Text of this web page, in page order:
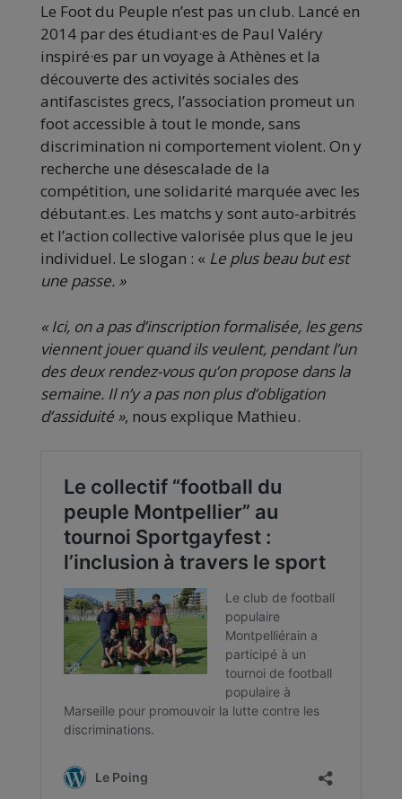
Le Foot du Peuple n’est pas un club. Lancé en
2014 par des étudiant·es de Paul Valéry
inspiré·es par un voyage à Athènes et la
découverte des activités sociales des
antifascistes grecs, l’association promeut un
foot accessible à tout le monde, sans
discrimination ni comportement violent. On y
recherche une désescalade de la
compétition, une solidarité marquée avec les
débutant.es. Les matchs y sont auto-arbitrés
et l’action collective valorisée plus que le jeu
individuel. Le slogan : « Le plus beau but est
une passe. »
« Ici, on a pas d’inscription formalisée, les gens
viennent jouer quand ils veulent, pendant l’un
des deux rendez-vous qu’on propose dans la
semaine. Il n’y a pas non plus d’obligation
d’assiduité », nous explique Mathieu.